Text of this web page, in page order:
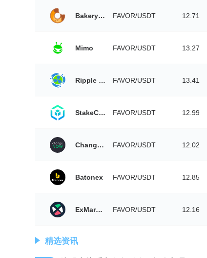
Bakeryswap FAVOR/USDT 12.71
Mimo FAVOR/USDT 13.27
Ripple China FAVOR/USDT 13.41
StakeCube Exchange FAVOR/USDT 12.99
ChangeNOW FAVOR/USDT 12.02
Batonex FAVOR/USDT 12.85
ExMarkets FAVOR/USDT 12.16
精选资讯